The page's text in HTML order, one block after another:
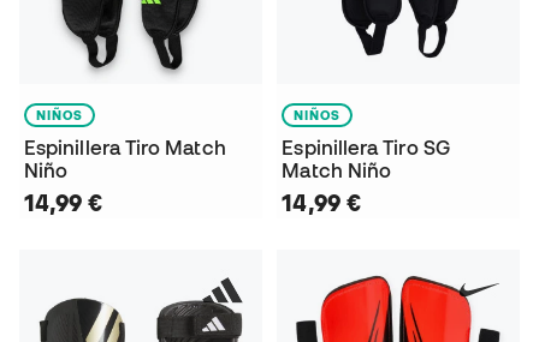
NIÑOS
Espinillera Tiro Match
Niño
14,99 €
NIÑOS
Espinillera Tiro SG
Match Niño
14,99 €